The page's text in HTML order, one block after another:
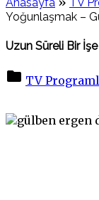
Anasayfa TV
Yoğunlaşmak –
Uzun Süreli Bir
TV
Süreli